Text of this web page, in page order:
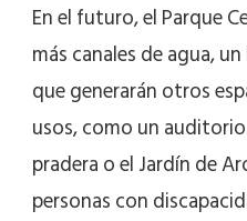
En el futuro, el Parque
más canales de agua,
que generarán otros
usos, como un
pradera o el Jardín de
personas con